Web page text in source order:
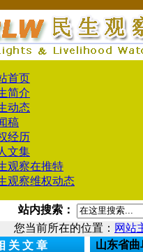
首页
简介
动态
稿
经历
文集
观察在推特
观察维权动态
站内搜索：
您当前所在的位置： 网站
关 文 章
山东省